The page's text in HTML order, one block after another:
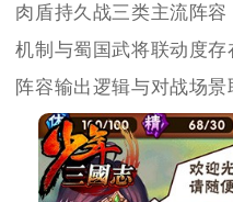
肉盾持久战三类主流阵
机制与蜀国武将联动度
阵容输出逻辑与对战场景